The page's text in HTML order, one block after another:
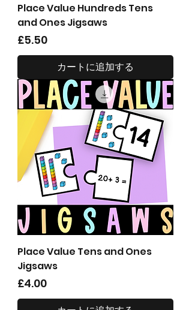
Place Value Hundreds Tens
and Ones Jigsaws
価格
£5.50
カートに追加する
Place Value Tens and Ones
Jigsaws
価格
£4.00